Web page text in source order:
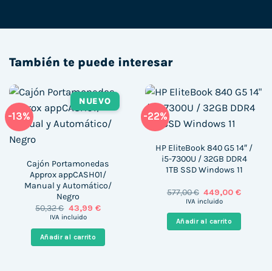
También te puede interesar
-13%
NUEVO
Cajón Portamonedas
Approx appCASH01/
Manual y Automático/
Negro
50,32€ El
precio
era:
50,32 €.
43,99 €El
es:
IVA incluido
Añadir al carrito
-22%
HP EliteBook 840 G5 14″ /
i5-7300U / 32GB DDR4
1TB SSD Windows 11
577,00€ El
precio
era:
577,00 €.
449,00€El
es:
IVA incluido
Añadir al carrito